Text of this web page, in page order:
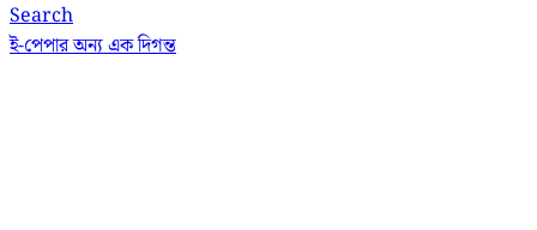
Search
ই-পেপারঅন্য এক দিগন্ত